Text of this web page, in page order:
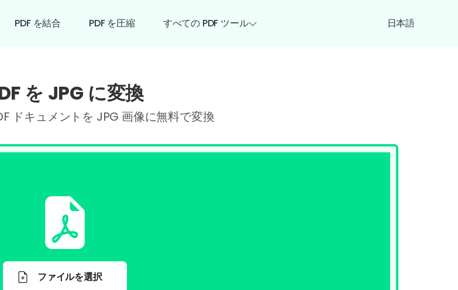
PDF を結合 PDF を圧縮 すべての PDF ツール 日本語
を JPG に変換
ドキュメントを JPG 画像に無料で変換
ファイルを選択